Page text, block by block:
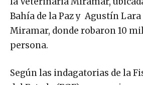
la Veterinaria Miramar,
Bahía de la Paz y Agustín
Miramar, donde robaron 10
persona.
Según las indagatorias de la